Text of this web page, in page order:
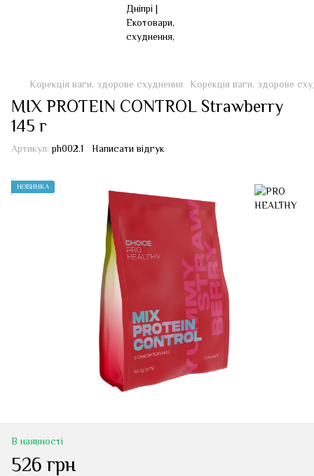
Корекція ваги, здорове схуднення Корекція ваги, здорове
MIX PROTEIN CONTROL Strawberry
145 г
Артикул: ph002.1 Написати відгук
НОВИНКА
В наявності
526 грн